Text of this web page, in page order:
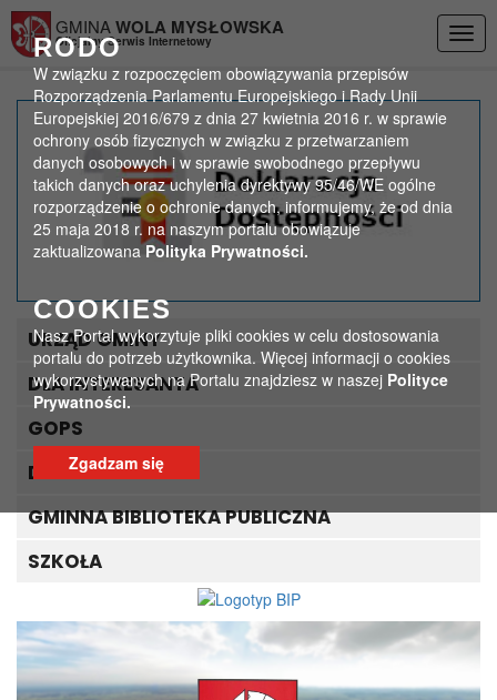
RODO
W związku z rozpoczęciem obowiązywania przepisów
Rozporządzenia Parlamentu Europejskiego i Rady Unii
Europejskiej 2016/679 z dnia 27 kwietnia 2016 r. w sprawie
ochrony osób fizycznych w związku z przetwarzaniem
danych osobowych i w sprawie swobodnego przepływu
takich danych oraz uchylenia dyrektywy 95/46/WE ogólne
rozporządzenie o ochronie danych, informujemy, że od dnia
25 maja 2018 r. na naszym portalu obowiązuje
zaktualizowanaPolityka Prywatności.
COOKIES
Nasz Portal wykorzytuje pliki cookies w celu dostosowania
portalu do potrzeb użytkownika. Więcej informacji o cookies
wykorzystywanych na Portalu znajdziesz w naszej Polityce
Prywatności.
Zgadzam się
GMINA WOLA MYSŁOWSKA
Oficjalny Serwis Internetowy
Kolejne terminy zebrań
wyborczych
Strona główna > Aktualności >
Kolejne terminy zebrań wyborczych
URZĄD GMINY
DLA INTERESANTA
GOPS
DLA TURYSTY
GMINNA BIBLIOTEKA PUBLICZNA
SZKOŁA